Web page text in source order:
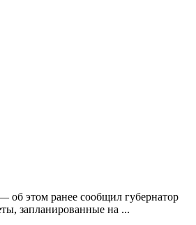
об этом ранее сообщил губернатор
запланированные на ...